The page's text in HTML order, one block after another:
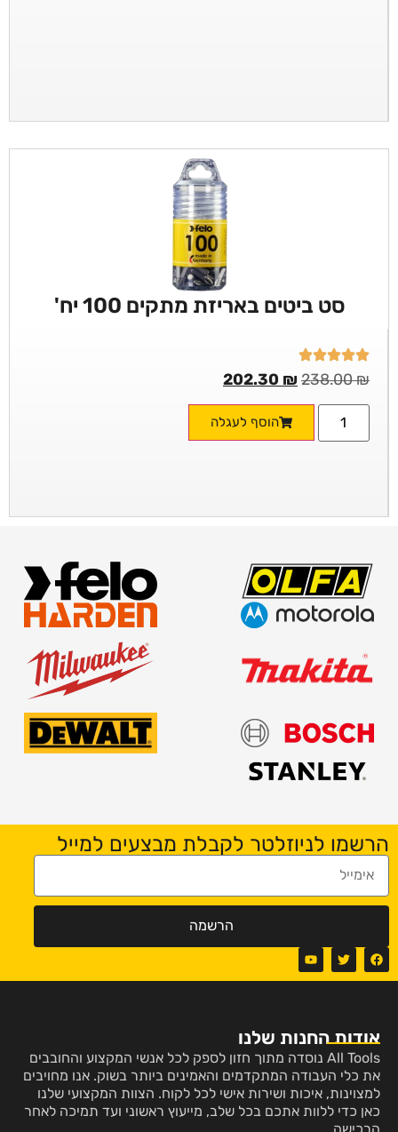
סט ביטים באריזת מתקים 100 יח'
238.00₪
202.30 ₪
הוסף לעגלה
הרשמו לניוזלטר לקבלת מבצעים למייל
הרשמה
אודות החנות שלנו
All Tools נוסדה מתוך חזון לספק לכל אנשי המקצוע והחובבים
את כלי העבודה המתקדמים והאמינים ביותר בשוק. אנו מחויבים
למצוינות, איכות ושירות אישי לכל לקוח. הצוות המקצועי שלנו
כאן כדי ללוות אתכם בכל שלב, מייעוץ ראשוני ועד תמיכה לאחר